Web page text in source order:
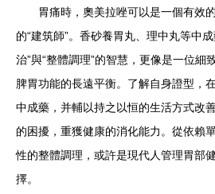
胃痛時，奧美拉唑可以是一個有效
的“建筑師”。香砂養胃丸、理中丸等中
治”與“整體調理”的智慧，更像是一位細
脾胃功能的長遠平衡。了解自身證型，
中成藥，并輔以持之以恒的生活方式改
的困擾，重獲健康的消化能力。從依賴
性的整體調理，或許是現代人管理胃部
擇。